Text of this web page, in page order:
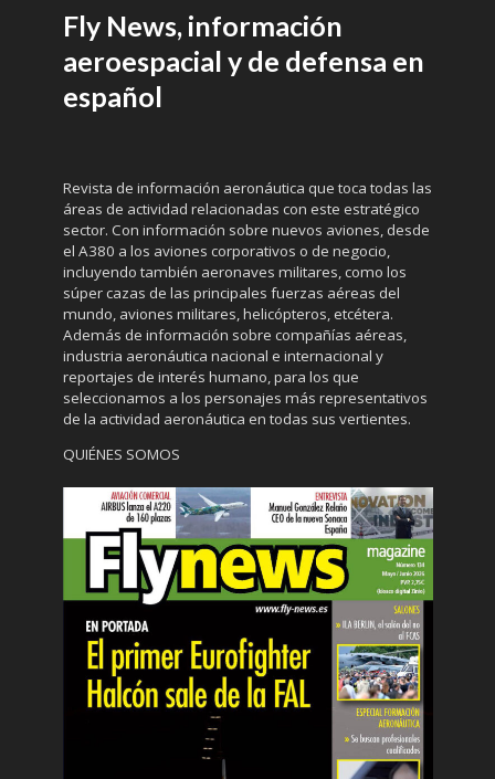
Fly News, información
aeroespacial y de defensa en
español
Revista de información aeronáutica que toca todas las
áreas de actividad relacionadas con este estratégico
sector. Con información sobre nuevos aviones, desde
el A380 a los aviones corporativos o de negocio,
incluyendo también aeronaves militares, como los
súper cazas de las principales fuerzas aéreas del
mundo, aviones militares, helicópteros, etcétera.
Además de información sobre compañías aéreas,
industria aeronáutica nacional e internacional y
reportajes de interés humano, para los que
seleccionamos a los personajes más representativos
de la actividad aeronáutica en todas sus vertientes.
QUIÉNES SOMOS